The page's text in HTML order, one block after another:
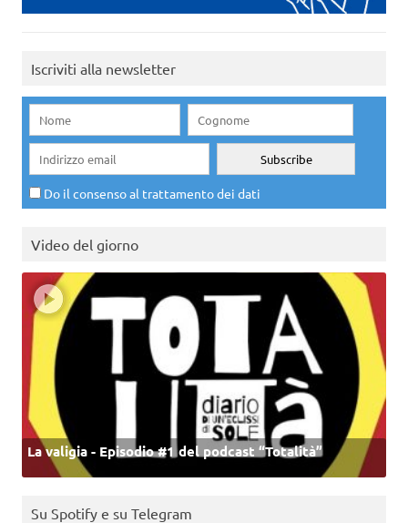
Iscriviti alla newsletter
Do il consenso al trattamento dei dati
Video del giorno
La valigia - Episodio #1 del podcast “Totalità”
Su Spotify e su Telegram